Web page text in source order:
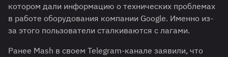
котором дали информацию о технических проблемах
в работе оборудования компании Google. Именно из-
за этого пользователи сталкиваются с лагами.
Ранее Mash в своем Telegram-канале заявили, что